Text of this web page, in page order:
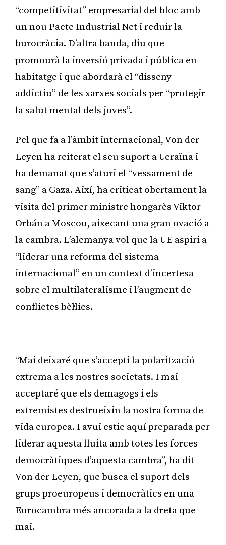
“competitivitat” empresarial del bloc amb
un nou Pacte Industrial Net i reduir la
burocràcia. D’altra banda, diu que
promourà la inversió privada i pública en
habitatge i que abordarà el “disseny
addictiu” de les xarxes socials per “protegir
la salut mental dels joves”.
Pel que fa a l’àmbit internacional, Von der
Leyen ha reiterat el seu suport a Ucraïna i
ha demanat que s’aturi el “vessament de
sang” a Gaza. Així, ha criticat obertament la
visita del primer ministre hongarès Viktor
Orbán a Moscou, aixecant una gran ovació a
la cambra. L’alemanya vol que la UE aspiri a
“liderar una reforma del sistema
internacional” en un context d’incertesa
sobre el multilateralisme i l’augment de
conflictes bèl·lics.
“Mai deixaré que s’accepti la polarització
extrema a les nostres societats. I mai
acceptaré que els demagogs i els
extremistes destrueixin la nostra forma de
vida europea. I avui estic aquí preparada per
liderar aquesta lluita amb totes les forces
democràtiques d’aquesta cambra”, ha dit
Von der Leyen, que busca el suport dels
grups proeuropeus i democràtics en una
Eurocambra més ancorada a la dreta que
mai.